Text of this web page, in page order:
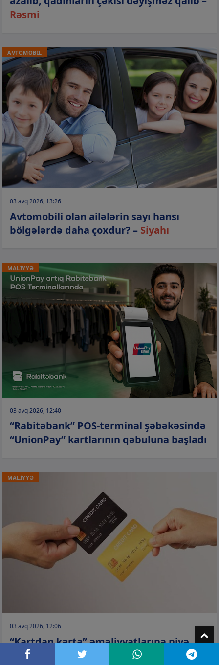
Rəsmi
AVTOMOBİL
03 avq 2026, 13:26
Avtomobili olan ailələrin sayı hansı
bölgələrdə daha çoxdur? – Siyahı
MALİYYƏ
03 avq 2026, 12:40
“Rabitəbank” POS-terminal şəbəkəsində
“UnionPay” kartlarının qəbuluna başladı
MALİYYƏ
03 avq 2026, 12:06
“Kartdan karta” əməliyyatlarına niyə
limit qoyulub? –
Rəsmi açıqlama